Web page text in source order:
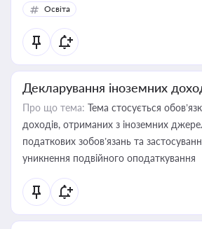
Освіта
Декларування іноземних
Про що тема: Тема стосується
доходів, отриманих з іноземних
податкових зобов’язань та
уникнення подвійного оподаткування